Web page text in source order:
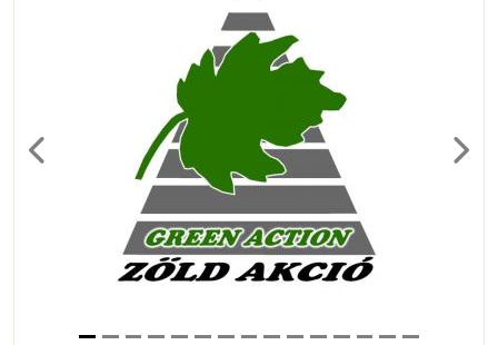
Previous Next